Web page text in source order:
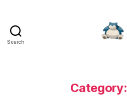
Search
领
域
Category: